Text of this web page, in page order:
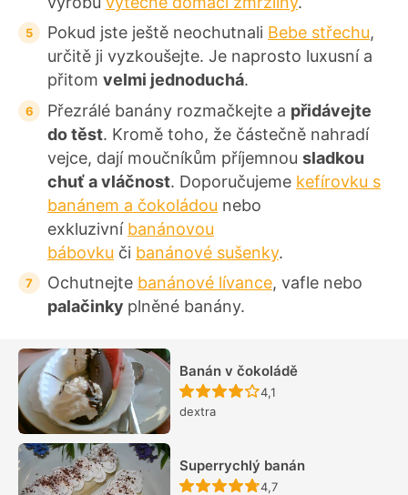
Pokud jste ještě neochutnali Bebe střechu,
určitě ji vyzkoušejte. Je naprosto luxusní a
přitom velmi jednoduchá.
Přezrálé banány rozmačkejte a přidávejte
do těst. Kromě toho, že částečně nahradí
vejce, dají moučníkům příjemnou sladkou
chuť a vláčnost. Doporučujeme kefírovku s
banánem a čokoládou nebo
exkluzivní banánovou
bábovku či banánové sušenky.
Ochutnejte banánové lívance, vafle nebo
palačinky plněné banány.
Banán v čokoládě
Recept ještě nebyl
4,1
dextra
Superrychlý banán
Recept ještě nebyl
4,7